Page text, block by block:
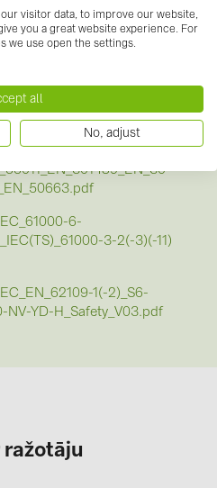
125)K10-NV-YD-
1(-10)_S6-
NV-YD-H(-ND-H).pdf
6-
3-2(-3)(-11)
1(-2)_S6-
NV-YD-H_Safety_V03.pdf
ražotāju
visitor data, to improve our website,
you a great website experience. For
we use open the settings.
all
No, adjust